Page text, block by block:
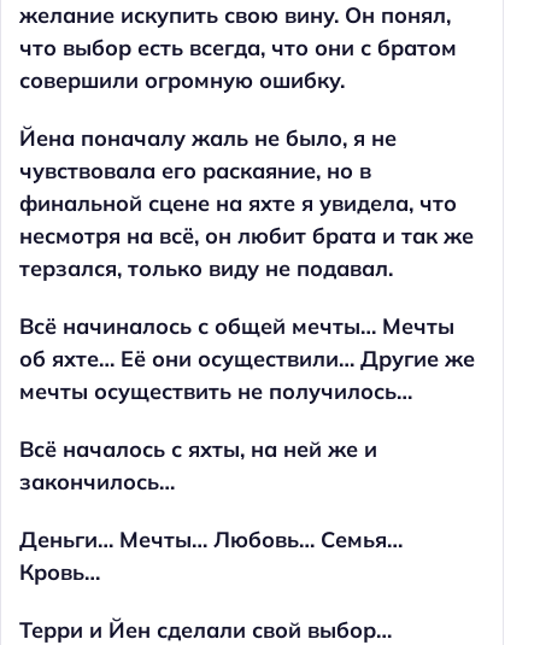
желание искупить свою вину. Он понял,
что выбор есть всегда, что они с братом
совершили огромную ошибку.
Йена поначалу жаль не было, я не
чувствовала его раскаяние, но в
финальной сцене на яхте я увидела, что
несмотря на всё, он любит брата и так же
терзался, только виду не подавал.
Всё начиналось с общей мечты… Мечты
об яхте… Её они осуществили… Другие же
мечты осуществить не получилось…
Всё началось с яхты, на ней же и
закончилось…
Деньги… Мечты… Любовь… Семья…
Кровь…
Терри и Йен сделали свой выбор…